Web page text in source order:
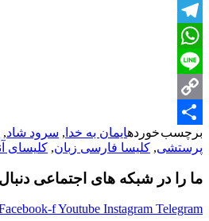
Email
Telegram
WhatsApp
Line
Copy
Link
Share
برچسب خوردهایمان به خدا , سرود شاد,
پرستشی, کلیسا فارسی زبان, کلیسای
ما را در شبکه های اجتماعی
fYoutube Instagram Telegram